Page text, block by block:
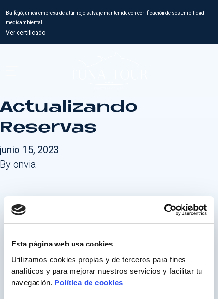
Esta página web usa cookies
Utilizamos cookies propias y de terceros para fines
analíticos y para mejorar nuestros servicios y facilitar tu
navegación. Política de cookies
Balfegó, única empresa de atún rojo salvaje mantenido con certificación de sostenibilidad
medioambiental
Ver certificado
Actualizando
Reservas
junio 15, 2023
By onvia